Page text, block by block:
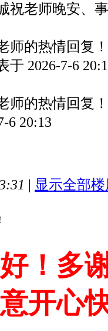
祝老师晚安、
师的热情回复
于 2026-7-6
师的热情回复
6 20:13
| 显示全部
！多
开心